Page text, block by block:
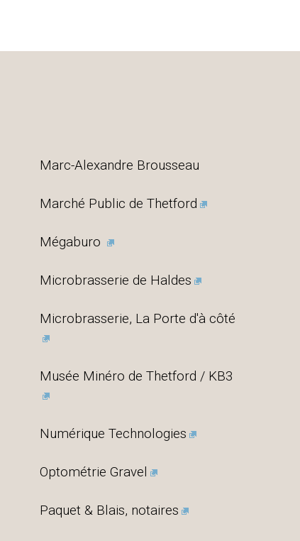
Marc-Alexandre Brousseau
Marché Public de Thetford
Mégaburo
Microbrasserie de Haldes
Microbrasserie, La Porte d'à côté
Musée Minéro de Thetford / KB3
Numérique Technologies
Optométrie Gravel
Paquet & Blais, notaires